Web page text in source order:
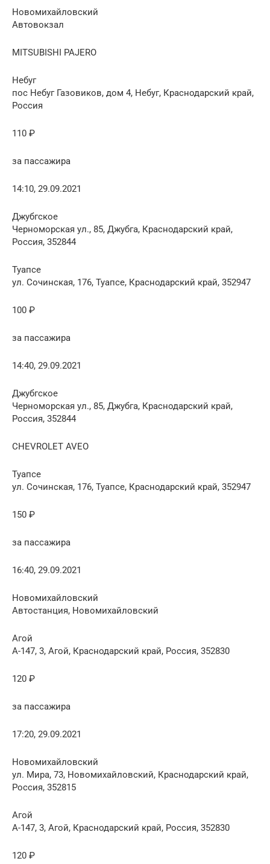
Новомихайловский
Автовокзал
MITSUBISHI PAJERO
Небуг
пос Небуг Газовиков, дом 4, Небуг, Краснодарский край,
Россия
110 ₽
за пассажира
14:10, 29.09.2021
Джубгское
Черноморская ул., 85, Джубга, Краснодарский край,
Россия, 352844
Туапсе
ул. Сочинская, 176, Туапсе, Краснодарский край, 352947
100 ₽
за пассажира
14:40, 29.09.2021
Джубгское
Черноморская ул., 85, Джубга, Краснодарский край,
Россия, 352844
CHEVROLET AVEO
Туапсе
ул. Сочинская, 176, Туапсе, Краснодарский край, 352947
150 ₽
за пассажира
16:40, 29.09.2021
Новомихайловский
Автостанция, Новомихайловский
Агой
А-147, 3, Агой, Краснодарский край, Россия, 352830
120 ₽
за пассажира
17:20, 29.09.2021
Новомихайловский
ул. Мира, 73, Новомихайловский, Краснодарский край,
Россия, 352815
Агой
А-147, 3, Агой, Краснодарский край, Россия, 352830
120 ₽